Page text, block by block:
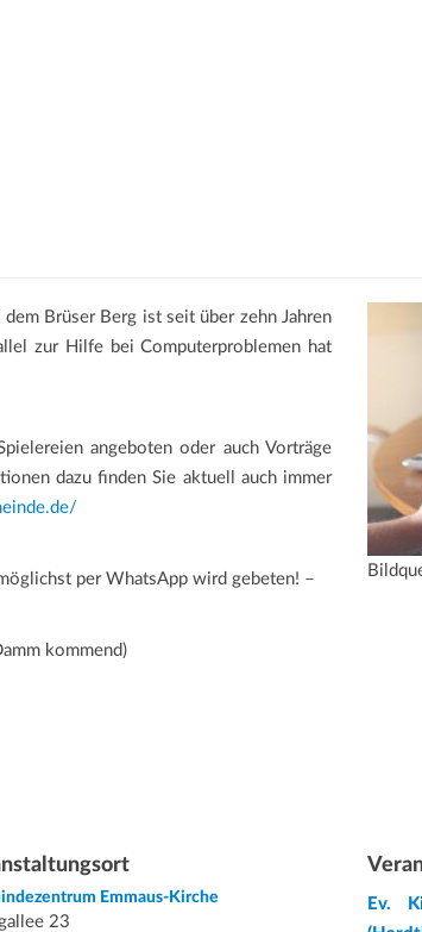
Brüser Berg ist seit über zehn Jahren
zur Hilfe bei Computerproblemen hat
angeboten oder auch Vorträge
dazu finden Sie aktuell auch immer
per WhatsApp wird gebeten! –
kommend)
Emmaus-Kirche
23
Ev.